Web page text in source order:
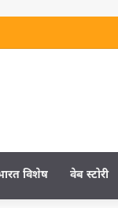
विशेष वेब स्‍टोरी